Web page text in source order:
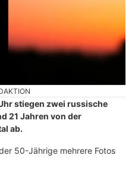
stiegen zwei russische
21 Jahren von der
ab.
50-Jährige mehrere Fotos